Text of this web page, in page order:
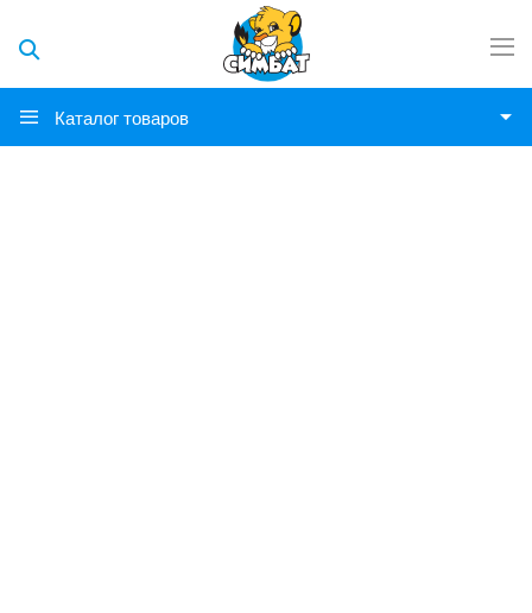
Каталог товаров